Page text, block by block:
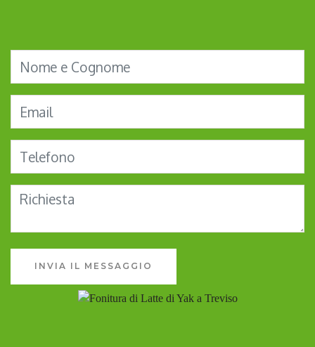
INVIA IL MESSAGGIO